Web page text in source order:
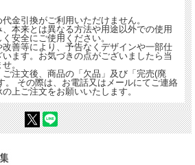
金引換がご利用いただけません。
本来とは異なる方法や用途以外での使用
安全にご使用ください。
善等により、予告なくデザインや一部仕
ます。お気づきの点がございましたら当
。
注文後、商品の「欠品」及び「完売(廃
。 その際は、お電話又はメールにてご連絡
上ご注文をお願いいたします。